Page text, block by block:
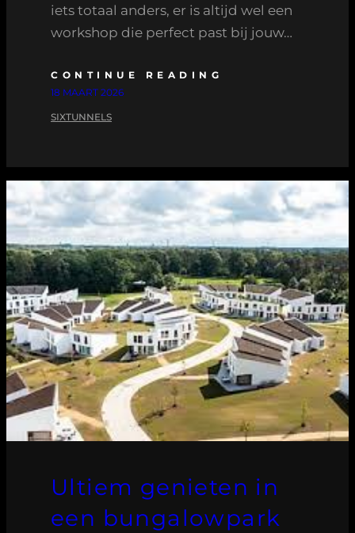
iets totaal anders, er is altijd wel een
workshop die perfect past bij jouw…
CONTINUE READING
18 MAART 2026
SIXTUNNELS
Ultiem genieten in
een bungalowpark